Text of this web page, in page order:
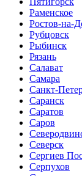
Раменское
Ростов-на-
Рубцовск
Рыбинск
Рязань
Салават
Самара
Санкт-
Саранск
Саратов
Саров
Северск
Сергиев
Серпухов